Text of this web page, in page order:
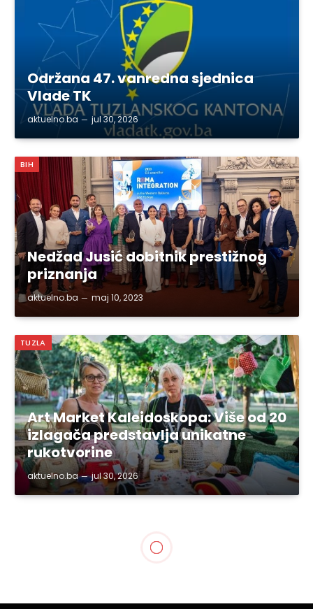
Održana 47. vanredna sjednica
Vlade TK
aktuelno.ba jul 30, 2026
BIH
Nedžad Jusić dobitnik prestižnog
priznanja
aktuelno.ba maj 10, 2023
TUZLA
Art Market Kaleidoskopa: Više od 20
izlagača predstavlja unikatne
rukotvorine
aktuelno.ba jul 30, 2026